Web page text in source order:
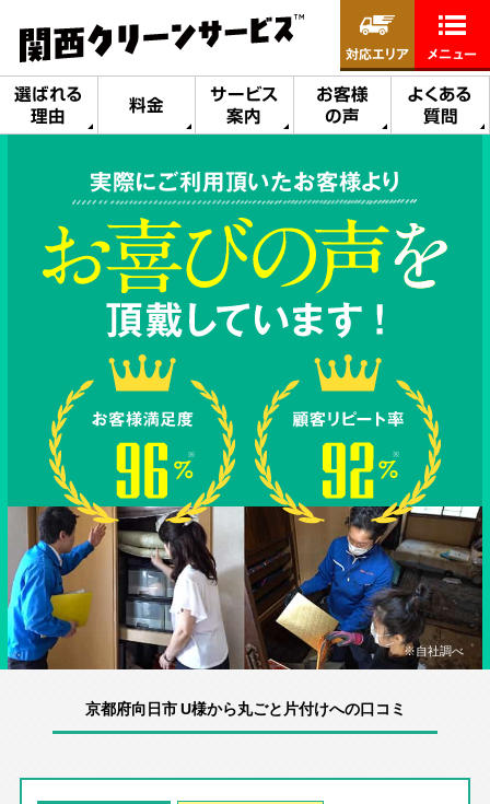
選ばれる
理由
料金
サービス
案内
お客様
の声
よくある
質問
対応エリア メニュー
実際にご利用頂いたお客様より
※自社調べ
京都府向日市 U様から丸ごと片付けへの口コミ